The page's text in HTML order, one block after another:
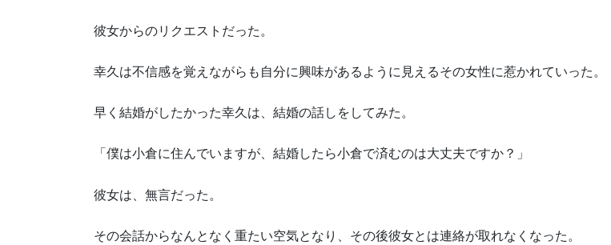
彼女からのリクエストだった。
幸久は不信感を覚えながらも自分に興味があるように見えるその女性に惹かれていった。
早く結婚がしたかった幸久は、結婚の話しをしてみた。
「僕は小倉に住んでいますが、結婚したら小倉で済むのは大丈夫ですか？」
彼女は、無言だった。
その会話からなんとなく重たい空気となり、その後彼女とは連絡が取れなくなった。